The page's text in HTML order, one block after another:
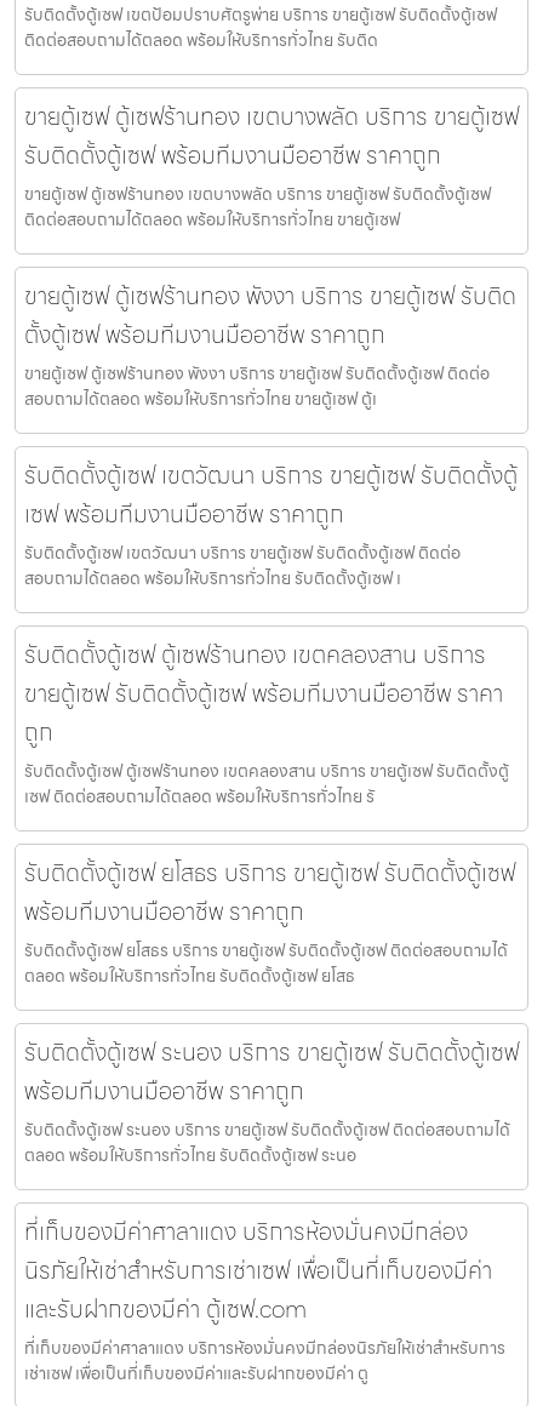
รับติดตั้งตู้เซฟ เขตป้อมปราบศัตรูพ่าย บริการ ขายตู้เซฟ รับติดตั้งตู้เซฟ
ติดต่อสอบถามได้ตลอด พร้อมให้บริการทั่วไทย รับติด
ขายตู้เซฟ ตู้เซฟร้านทอง เขตบางพลัด บริการ ขายตู้เซฟ
รับติดตั้งตู้เซฟ พร้อมทีมงานมืออาชีพ ราคาถูก
ขายตู้เซฟ ตู้เซฟร้านทอง เขตบางพลัด บริการ ขายตู้เซฟ รับติดตั้งตู้เซฟ
ติดต่อสอบถามได้ตลอด พร้อมให้บริการทั่วไทย ขายตู้เซฟ
ขายตู้เซฟ ตู้เซฟร้านทอง พังงา บริการ ขายตู้เซฟ รับติด
ตั้งตู้เซฟ พร้อมทีมงานมืออาชีพ ราคาถูก
ขายตู้เซฟ ตู้เซฟร้านทอง พังงา บริการ ขายตู้เซฟ รับติดตั้งตู้เซฟ ติดต่อ
สอบถามได้ตลอด พร้อมให้บริการทั่วไทย ขายตู้เซฟ ตู้เ
รับติดตั้งตู้เซฟ เขตวัฒนา บริการ ขายตู้เซฟ รับติดตั้งตู้
เซฟ พร้อมทีมงานมืออาชีพ ราคาถูก
รับติดตั้งตู้เซฟ เขตวัฒนา บริการ ขายตู้เซฟ รับติดตั้งตู้เซฟ ติดต่อ
สอบถามได้ตลอด พร้อมให้บริการทั่วไทย รับติดตั้งตู้เซฟ เ
รับติดตั้งตู้เซฟ ตู้เซฟร้านทอง เขตคลองสาน บริการ
ขายตู้เซฟ รับติดตั้งตู้เซฟ พร้อมทีมงานมืออาชีพ ราคา
ถูก
รับติดตั้งตู้เซฟ ตู้เซฟร้านทอง เขตคลองสาน บริการ ขายตู้เซฟ รับติดตั้งตู้
เซฟ ติดต่อสอบถามได้ตลอด พร้อมให้บริการทั่วไทย รั
รับติดตั้งตู้เซฟ ยโสธร บริการ ขายตู้เซฟ รับติดตั้งตู้เซฟ
พร้อมทีมงานมืออาชีพ ราคาถูก
รับติดตั้งตู้เซฟ ยโสธร บริการ ขายตู้เซฟ รับติดตั้งตู้เซฟ ติดต่อสอบถามได้
ตลอด พร้อมให้บริการทั่วไทย รับติดตั้งตู้เซฟ ยโสธ
รับติดตั้งตู้เซฟ ระนอง บริการ ขายตู้เซฟ รับติดตั้งตู้เซฟ
พร้อมทีมงานมืออาชีพ ราคาถูก
รับติดตั้งตู้เซฟ ระนอง บริการ ขายตู้เซฟ รับติดตั้งตู้เซฟ ติดต่อสอบถามได้
ตลอด พร้อมให้บริการทั่วไทย รับติดตั้งตู้เซฟ ระนอ
ที่เก็บของมีค่าศาลาแดง บริการห้องมั่นคงมีกล่อง
นิรภัยให้เช่าสำหรับการเช่าเซฟ เพื่อเป็นที่เก็บของมีค่า
และรับฝากของมีค่า ตู้เซฟ.com
ที่เก็บของมีค่าศาลาแดง บริการห้องมั่นคงมีกล่องนิรภัยให้เช่าสำหรับการ
เช่าเซฟ เพื่อเป็นที่เก็บของมีค่าและรับฝากของมีค่า ตู